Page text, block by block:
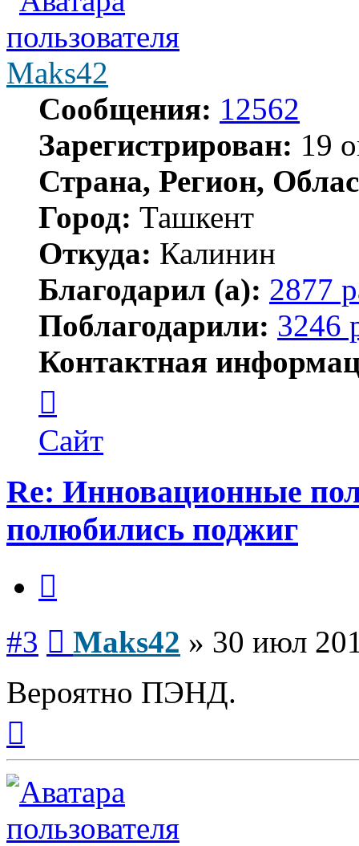
Maks42
Сообщения: 12562
Зарегистрирован: 19
Страна, Регион,
Город: Ташкент
Откуда: Калинин
Благодарил (а): 2877
Поблагодарили: 3246
Контактная
пользователя
Maks42
Сайт
Re: Инновационные
полюбились поджиг
#3 Maks42 » 30 июл
Вероятно ПЭНД.
началу